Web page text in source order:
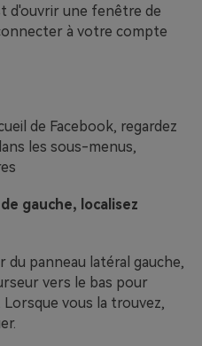
d'ouvrir une fenêtre de
à votre compte
de Facebook, regardez
les sous-menus,
gauche, localisez
du panneau latéral gauche,
vers le bas pour
vous la trouvez,